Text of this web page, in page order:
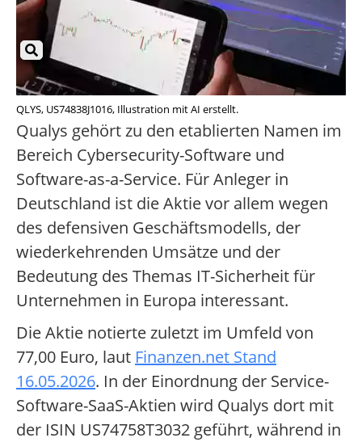
QLYS, US74838J1016, Illustration mit AI erstellt.
Qualys gehört zu den etablierten Namen im
Bereich Cybersecurity-Software und
Software-as-a-Service. Für Anleger in
Deutschland ist die Aktie vor allem wegen
des defensiven Geschäftsmodells, der
wiederkehrenden Umsätze und der
Bedeutung des Themas IT-Sicherheit für
Unternehmen in Europa interessant.
Die Aktie notierte zuletzt im Umfeld von
77,00 Euro, laut Finanzen.net Stand
16.05.2026. In der Einordnung der Service-
Software-SaaS-Aktien wird Qualys dort mit
der ISIN US74758T3032 geführt, während in